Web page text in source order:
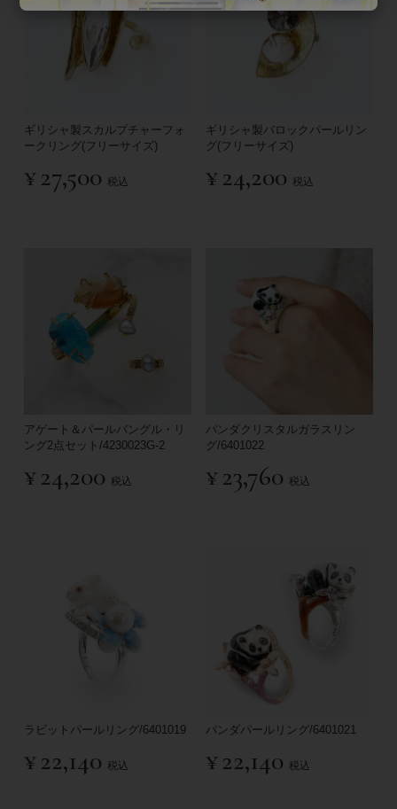
ギリシャ製スカルプチャーフォ
ークリング(フリーサイズ)
¥27,500 税込
ギリシャ製バロックパールリン
グ(フリーサイズ)
¥24,200 税込
アゲート＆パールバングル・リ
ング2点セット/4230023G-2
¥24,200 税込
パンダクリスタルガラスリン
グ/6401022
¥23,760 税込
ラビットパールリング/6401019
¥22,140 税込
パンダパールリング/6401021
¥22,140 税込